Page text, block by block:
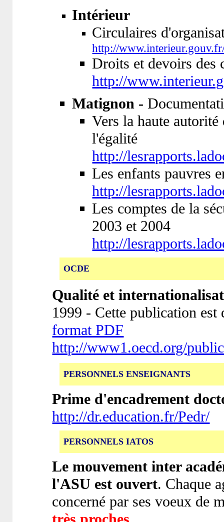
Intérieur
Circulaires
http://
Droits et devoirs des
http://
Matignon -
Vers la haute
l'égalité
http://
Les enfants pauvres
http://
Les comptes de la
2003 et 2004
http://
OCDE
Qualité et
1999 - Cette publication est
format PDF
http://www1.oecd.org/
PERSONNELS ENSEIGNANTS
Prime d'encadrement
http://dr.education.fr/Pedr/
PERSONNELS IATOS
Le mouvement inter
l'ASU est ouvert. Chaque
concerné par ses voeux de